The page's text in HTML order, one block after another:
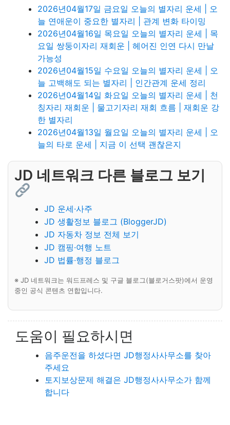
2026년04월17일 금요일 오늘의 별자리 운세 | 오
늘 연애운이 중요한 별자리 | 관계 변화 타이밍
2026년04월16일 목요일 오늘의 별자리 운세 | 목
요일 쌍둥이자리 재회운 | 헤어진 인연 다시 만날
가능성
2026년04월15일 수요일 오늘의 별자리 운세 | 오
늘 고백해도 되는 별자리 | 인간관계 운세 정리
2026년04월14일 화요일 오늘의 별자리 운세 | 천
칭자리 재회운 | 물고기자리 재회 흐름 | 재회운 강
한 별자리
2026년04월13일 월요일 오늘의 별자리 운세 | 오
늘의 타로 운세 | 지금 이 선택 괜찮은지
JD 네트워크 다른 블로그 보기
JD 운세·사주
JD 생활정보 블로그 (BloggerJD)
JD 자동차 정보 전체 보기
JD 캠핑·여행 노트
JD 법률·행정 블로그
※ JD 네트워크는 워드프레스 및 구글 블로그(블로거스팟)에서 운영
중인 공식 콘텐츠 연합입니다.
도움이 필요하시면
음주운전을 하셨다면 JD행정사사무소를 찾아
주세요
토지보상문제 해결은 JD행정사사무소가 함께
합니다